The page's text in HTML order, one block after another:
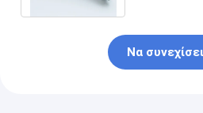
Να συνεχίσει